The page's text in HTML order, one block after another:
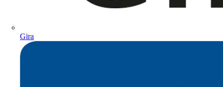
Gira